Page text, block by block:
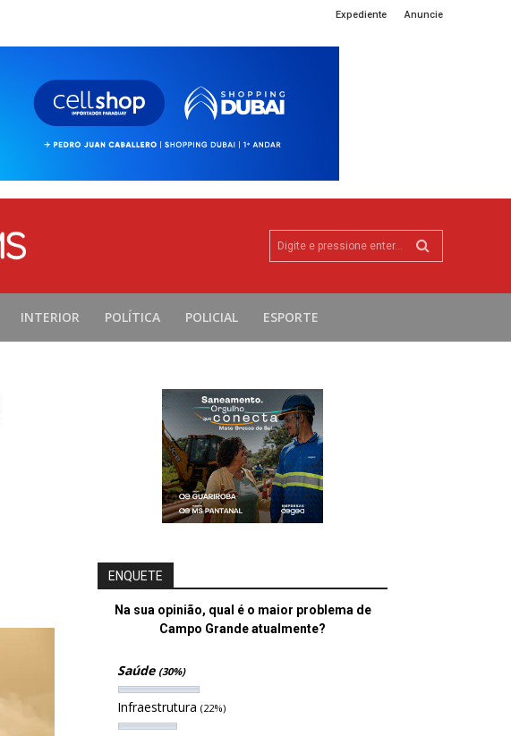
Expediente Anuncie
Digite e pressione enter...
INTERIOR POLÍTICA POLICIAL ESPORTE
ENQUETE
Na sua opinião, qual é o maior problema de
Campo Grande atualmente?
Saúde (30%)
Infraestrutura (22%)